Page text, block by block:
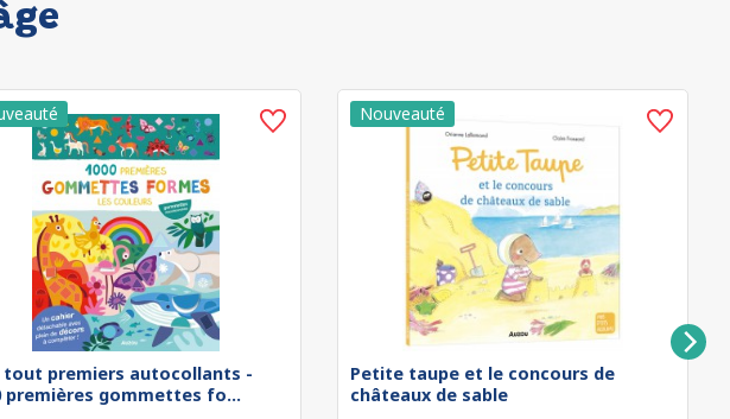
tout premiers autocollants -
premières gommettes fo...
Petite taupe et le concours de
châteaux de sable